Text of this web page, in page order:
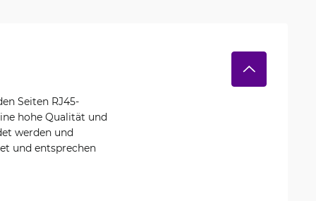
Seiten RJ45-
hohe Qualität und
werden und
und entsprechen